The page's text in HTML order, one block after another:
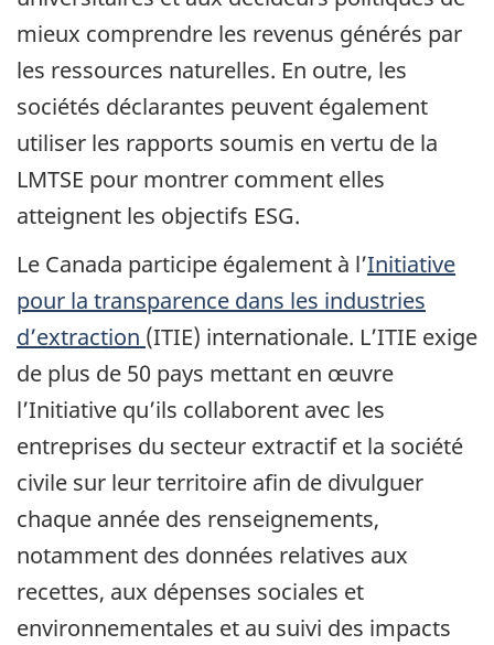
mieux comprendre les revenus générés par
les ressources naturelles. En outre, les
sociétés déclarantes peuvent également
utiliser les rapports soumis en vertu de la
LMTSE pour montrer comment elles
atteignent les objectifs ESG.
Le Canada participe également à l’Initiative
pour la transparence dans les industries
d’extraction (ITIE) internationale. L’ITIE exige
de plus de 50 pays mettant en œuvre
l’Initiative qu’ils collaborent avec les
entreprises du secteur extractif et la société
civile sur leur territoire afin de divulguer
chaque année des renseignements,
notamment des données relatives aux
recettes, aux dépenses sociales et
environnementales et au suivi des impacts